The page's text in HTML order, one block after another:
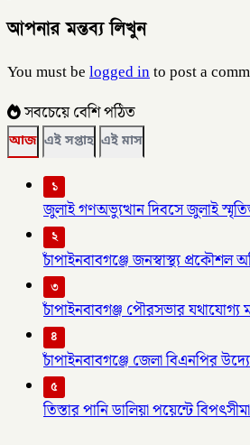
আপনার মন্তব্য লিখুন
You must belogged into post a
সবচেয়ে বেশি পঠিত
আজ এই সপ্তাহ এই মাস
১
জুলাই গণঅভ্যুত্থান দিবসে জুলাই
২
চাঁপাইনবাবগঞ্জে জনস্বাস্থ্য
৩
চাঁপাইনবাবগঞ্জ পৌরসভার যথাযোগ্য
৪
চাঁপাইনবাবগঞ্জে জেলা বিএনপির
৫
তিস্তার পানি ডালিয়া পয়েন্টে